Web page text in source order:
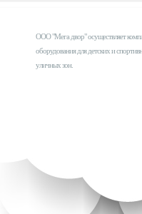
ООО "Мега двор" осуществляет
оборудования для детских и
уличных зон.